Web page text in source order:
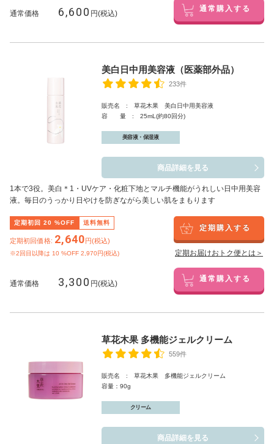
通常価格 6,600 円(税込) 通常購入する
美白日中用美容液（医薬部外品）
233件
販売名 : 草花木果 美白日中用美容液
容 量 : 25mL(約80回分)
美容液・保湿液
商品詳細を見る
1本で3役。美白 ＊1 ・UVケア・化粧下地とマルチ機能がうれしい日中用美容
液。毎日のうっかり日やけを防ぎながら美しい肌をまもります
定期初回 20 %OFF 送料無料
定期初回価格: 2,640円(税込)
※2回目以降は 10 %OFF 2,970円(税込)
定期購入する
定期お届けおトク便とは＞
通常価格 3,300 円(税込) 通常購入する
草花木果 多機能ジェルクリーム
559件
販売名 : 草花木果 多機能ジェルクリーム
容量：90g
クリーム
商品詳細を見る